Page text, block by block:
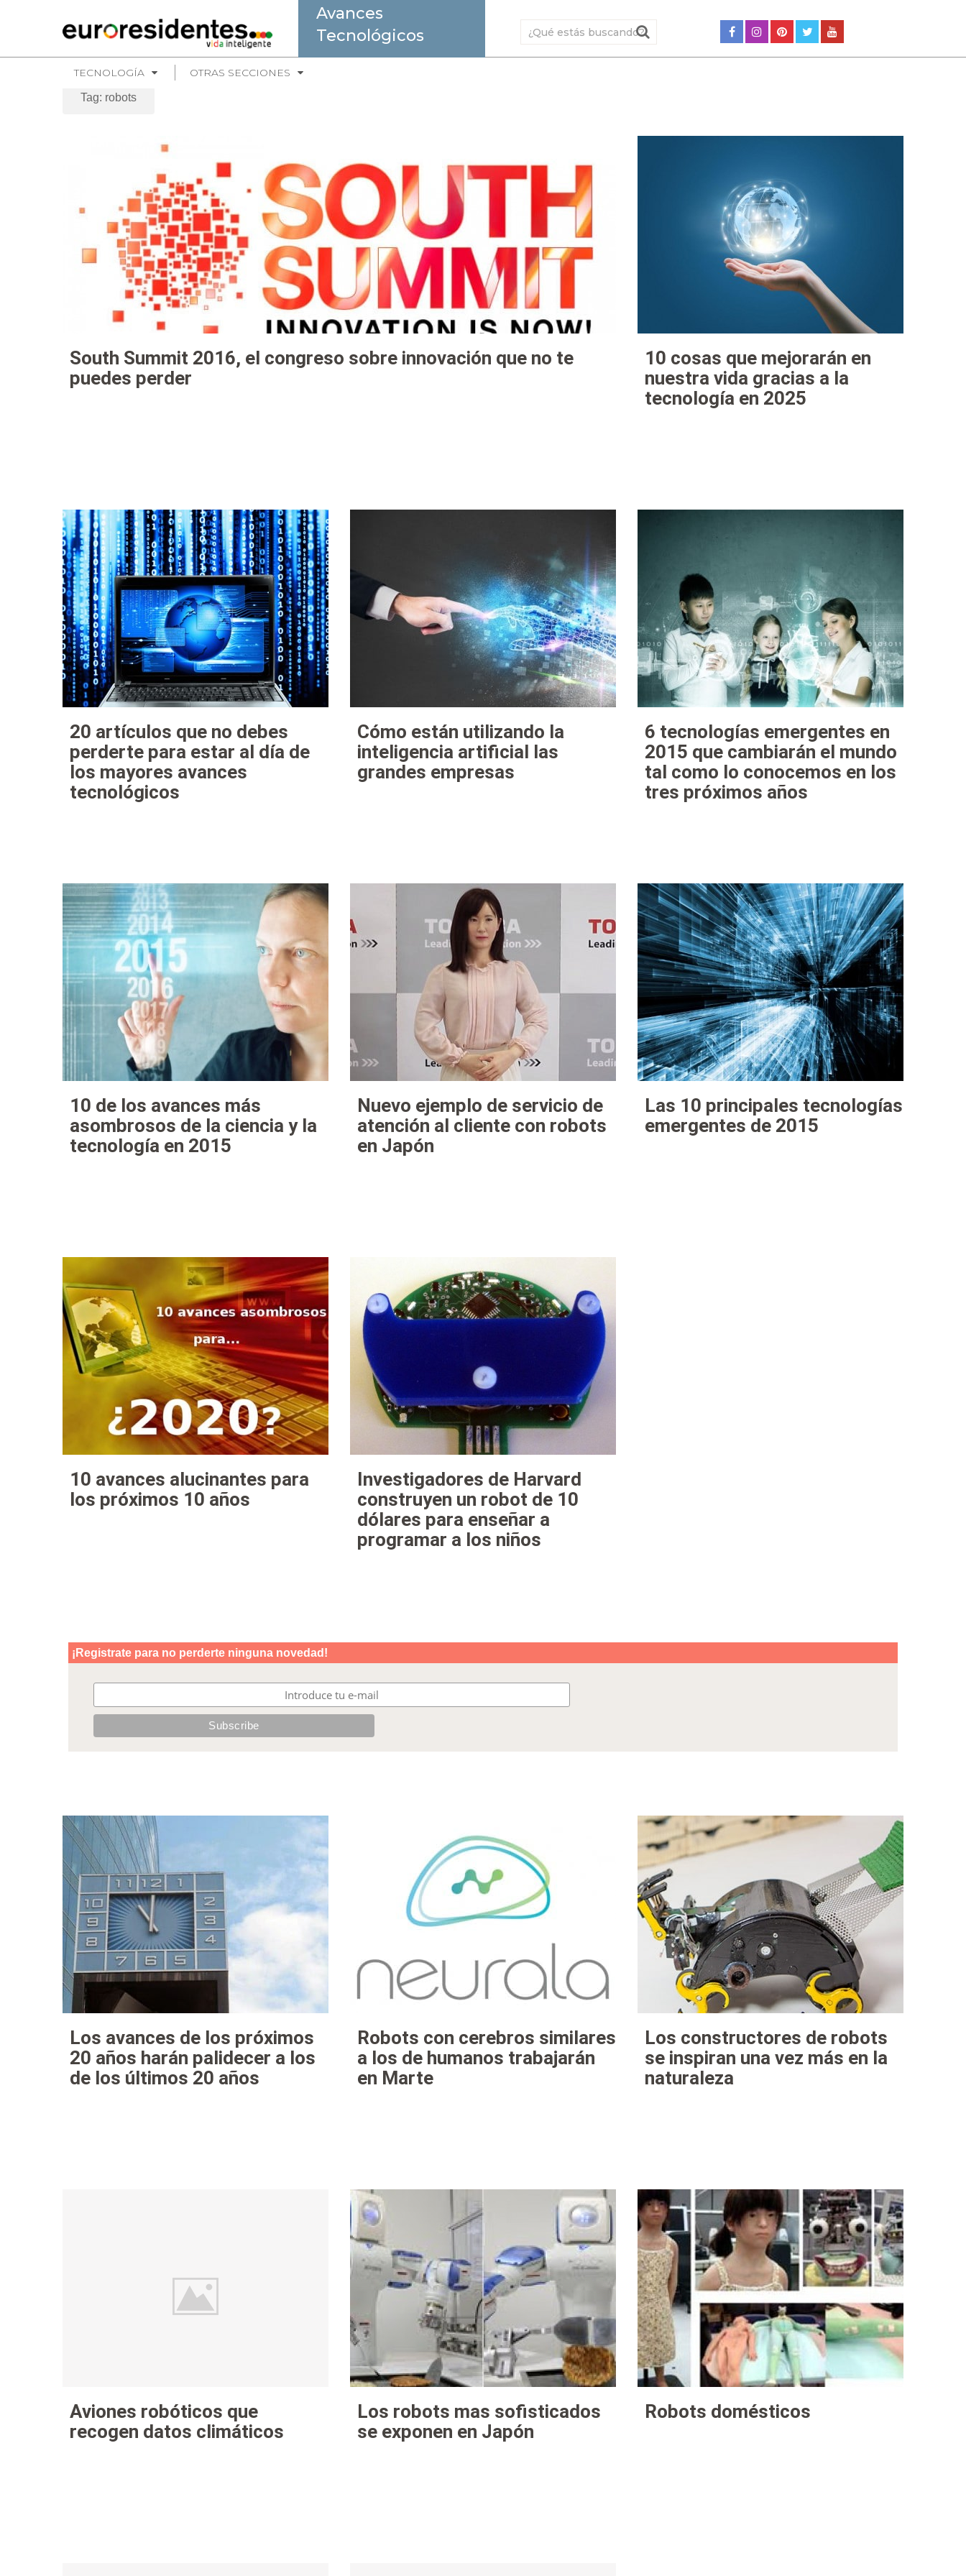
Avances
Tecnológicos
TECNOLOGÍA OTRAS SECCIONES
Tag: robots
South Summit 2016, el congreso sobre innovación que no te
puedes perder
10 cosas que mejorarán en
nuestra vida gracias a la
tecnología en 2025
20 artículos que no debes
perderte para estar al día de
los mayores avances
tecnológicos
Cómo están utilizando la
inteligencia artificial las
grandes empresas
6 tecnologías emergentes en
2015 que cambiarán el mundo
tal como lo conocemos en los
tres próximos años
10 de los avances más
asombrosos de la ciencia y la
tecnología en 2015
Nuevo ejemplo de servicio de
atención al cliente con robots
en Japón
Las 10 principales tecnologías
emergentes de 2015
10 avances alucinantes para
los próximos 10 años
Investigadores de Harvard
construyen un robot de 10
dólares para enseñar a
programar a los niños
Los avances de los próximos
20 años harán palidecer a los
de los últimos 20 años
Robots con cerebros similares
a los de humanos trabajarán
en Marte
Los constructores de robots
se inspiran una vez más en la
naturaleza
Aviones robóticos que
recogen datos climáticos
Los robots mas sofisticados
se exponen en Japón
Robots domésticos